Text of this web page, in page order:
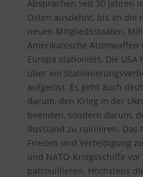
Absprachen seit 30 Jahren
Osten ausdehnt, bis an die
neuen Mitgliedsstaaten,
Amerikanische
Europa stationiert. Die USA
über ein
aufgelöst. Es geht auch
darum, den Krieg in der
beenden, sondern darum,
Russland zu ruinieren. Das
Frieden und Verteidigung
und NATO-Kriegsschiffe vor
patrouillieren. Höchstens